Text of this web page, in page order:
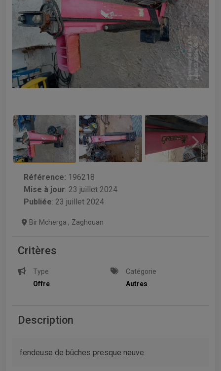
Référence: 196218
Mise à jour: 23 juillet 2024
Publiée: 23 juillet 2024
Bir Mcherga , Zaghouan
Critères
Type
Offre
Catégorie
Autres
Description
fendeuse de bûches presque neuve